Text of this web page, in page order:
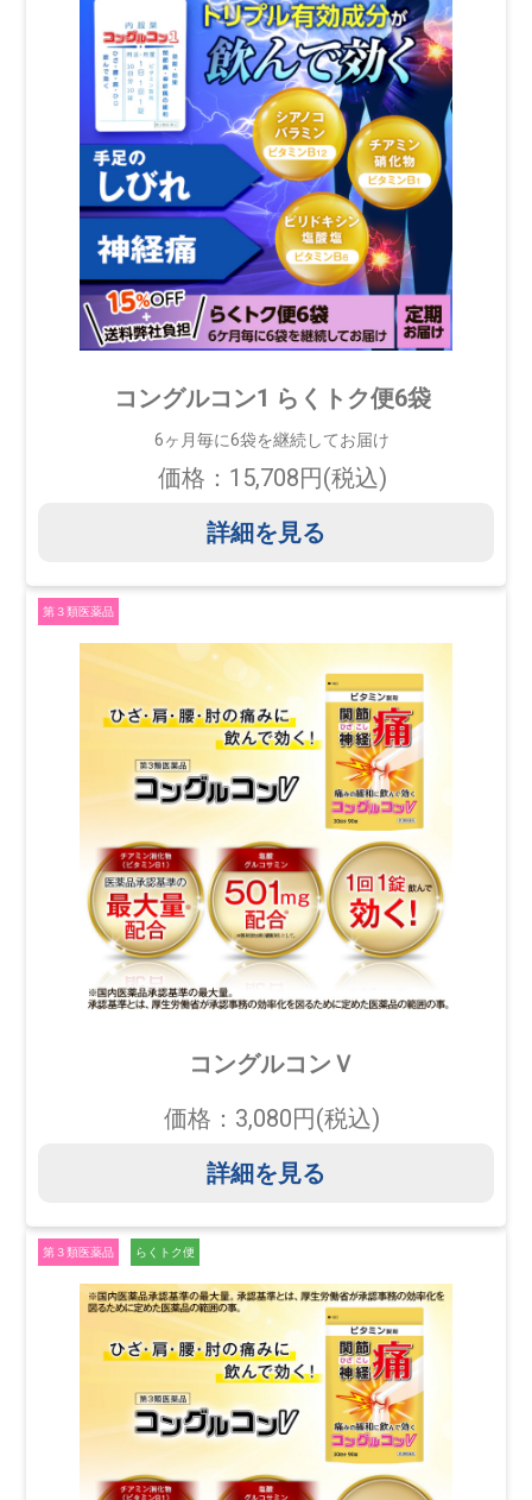
コングルコン1 らくトク便6袋
6ヶ月毎に6袋を継続してお届け
価格：15,708円(税込)
詳細を見る
第３類医薬品
コングルコンＶ
価格：3,080円(税込)
詳細を見る
第３類医薬品 らくトク便